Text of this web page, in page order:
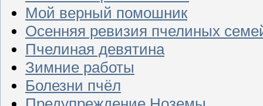
Мой верный помошник
Осенняя ревизия пчелиных
Пчелиная девятина
Зимние работы
Болезни пчёл